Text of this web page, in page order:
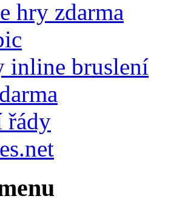
hry zdarma
inline bruslení
řády